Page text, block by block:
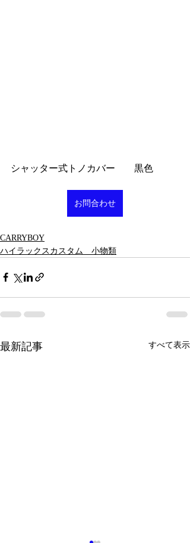
シャッター式トノカバー　　黒色
お問合わせ
CARRYBOY
ハイラックスカスタム 小物類
最新記事 すべて表示